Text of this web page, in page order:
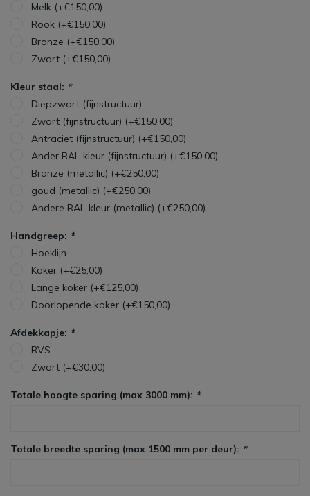
Melk (+€150,00)
Rook (+€150,00)
Bronze (+€150,00)
Zwart (+€150,00)
Kleur staal: *
Diepzwart (fijnstructuur)
Zwart (fijnstructuur) (+€150,00)
Antraciet (fijnstructuur) (+€150,00)
Ander RAL-kleur (fijnstructuur) (+€150,00)
Bronze (metallic) (+€250,00)
goud (metallic) (+€250,00)
Andere RAL-kleur (metallic) (+€250,00)
Handgreep: *
Hoeklijn
Koker (+€25,00)
Lange koker (+€125,00)
Doorlopende koker (+€150,00)
Afdekkapje: *
RVS
Zwart (+€30,00)
Totale hoogte sparing (max 3000 mm): *
Totale breedte sparing (max 1500 mm per deur): *